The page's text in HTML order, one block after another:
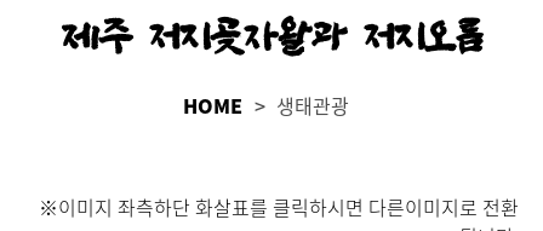
제주 저지곶자왈과 저지오름
HOME 생태관광
※이미지 좌측하단 화살표를 클릭하시면 다른이미지로 전환